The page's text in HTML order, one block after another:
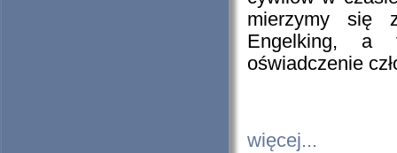
mierzymy się
Engelking, a
oświadczenie
więcej...